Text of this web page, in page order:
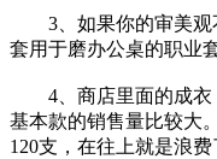
3、如果你的审美观
套用于磨办公桌的职业套
4、商店里面的成衣
基本款的销售量比较大
120支，在往上就是浪